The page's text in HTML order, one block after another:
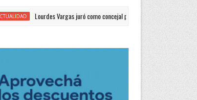
Lourdes Vargas juró como concejal por el Justicialismo